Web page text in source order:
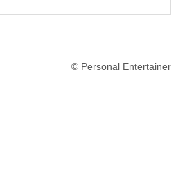
© Personal Entertainer